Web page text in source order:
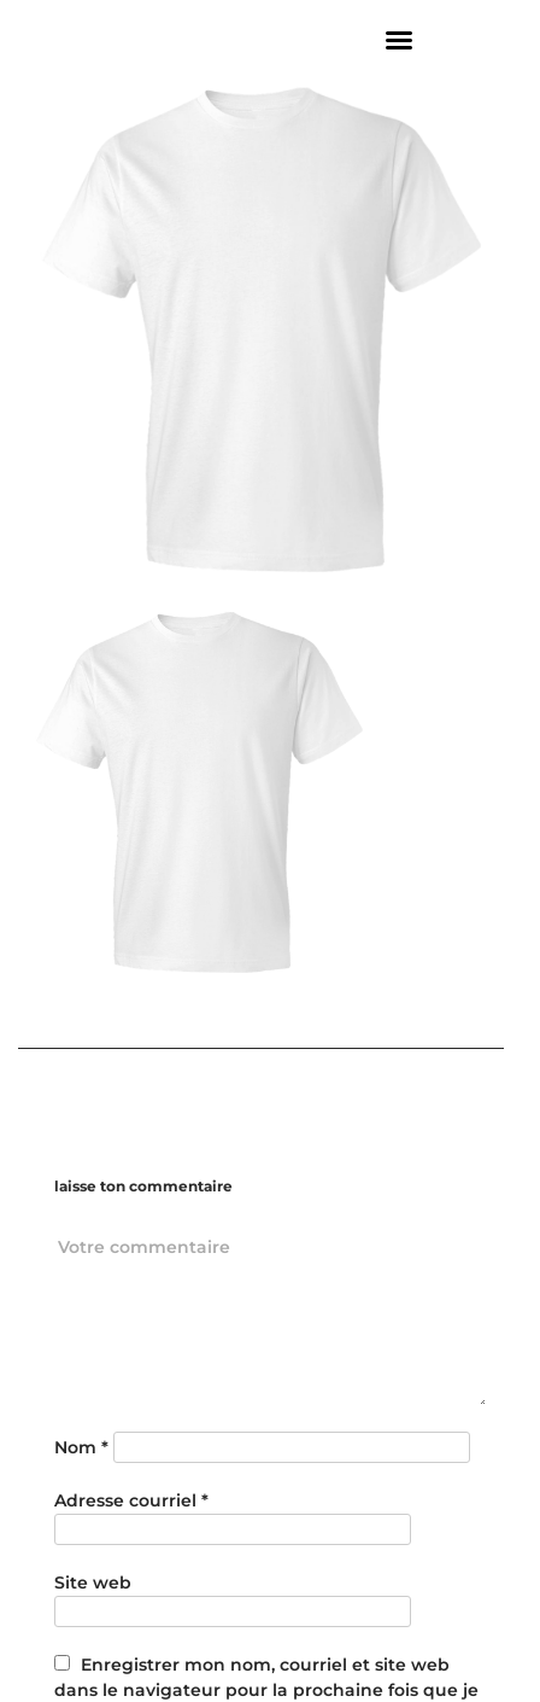
laisse ton commentaire
Nom *
Adresse courriel *
Site web
Enregistrer mon nom, courriel et site web
dans le navigateur pour la prochaine fois que je